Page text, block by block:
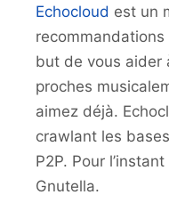
Echocloud est un
but de vous aider
proches
aimez déjà.
crawlant les
P2P. Pour
Gnutella.